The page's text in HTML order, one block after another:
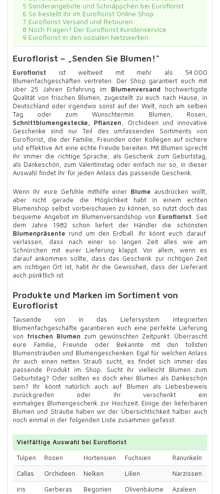
5 Sonderangebote und Schnäppchen bei Euroflorist
6 So bestellt ihr im Euroflorist Online Shop
7 Euroflorist Versand und Retouren
8 Noch Fragen? Der Euroflorist Kundenservice
9 Euroflorist in den sozialen Netzwerken
Euroflorist – „Senden Sie Blumen!“
Euroflorist ist weltweit mit mehr als 54.000
Blumenfachgeschäften vertreten. Der Shop garantiert euch mit
über 25 Jahren Erfahrung im Blumenversand hochwertigste
Qualität von frischen Blumen, zugestellt zu euch nach Hause, in
Deutschland oder irgendwo sonst auf der Welt, noch am selben
Tag oder zum Wunschtermin. Blumen, Rosen,
Schnittblumengestecke, Pflanzen , Orchideen und innovative
Geschenke sind nur Teil des umfassenden Sortiments von
Euroflorist, die der Familie, Freunden oder Kollegen auf sichere
und effektive Art eine echte Freude bereiten. Mit Blumen sprecht
ihr immer die richtige Sprache, als Geschenk zum Geburtstag,
als Dankeschön, zum Valentinstag oder einfach nur so, in dieser
Auswahl findet ihr für jeden Anlass das passende Geschenk.
Wenn ihr eure Gefühle mithilfe einer Blume ausdrücken wollt,
aber nicht gerade die Möglichkeit habt in einem echten
Blumenshop selbst vorbeischauen zu können, so nutzt doch das
bequeme Angebot im Blumenversandshop von Euroflorist . Seit
dem Jahre 1982 schon liefert der Händler die schönsten
Blumenpräsente rund um den Erdball. Ihr könnt euch darauf
verlassen, dass nach einer so langen Zeit alles wie am
Schnürchen mit eurer Lieferung klappt. Vor allem, wenn es
darauf ankommen sollte, dass das Geschenk zur richtigen Zeit
am richtigen Ort ist, habt ihr die Gewissheit, dass der Lieferant
auch pünktlich ist.
Produkte und Marken im Sortiment von
Euroflorist
Tausende von in das Liefersystem integrierten
Blumenfachgeschäfte garantieren euch eine perfekte Lieferung
von frischen Blumen zum gewünschten Zeitpunkt. Überrascht
eure Familie, Freunde oder Bekannte mit den tollsten
Blumensträußen und Blumengeschenken. Egal für welchen Anlass
ihr auch einen netten Strauß sucht, es findet sich immer das
passende Produkt im Shop. Sucht ihr vielleicht Blumen zum
Geburtstag? Oder sollten es doch eher Blumen als Dankeschön
sein? Ihr könnt natürlich auch auf Blumen als Liebesbeweis
zurückgreifen oder ihr verschenkt ein
einmaliges Blumengeschenk zur Hochzeit. Einige der lieferbaren
Blumen und Sträuße haben wir der Übersichtlichkeit halber auch
noch einmal in der folgenden Liste zusammen gefasst:
Vielfältige Auswahl bei Euroflorist
Tulpen
Rosen Hortensien Fuchsien
Ranunkeln
Callas
Orchideen Nelken Lilien
Narzissen
iris
Gerberas Begonien Olivenbäume Azaleen